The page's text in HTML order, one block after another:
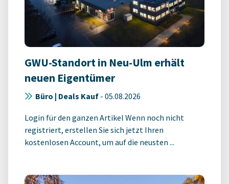
GWU-Standort in Neu-Ulm erhält
neuen Eigentümer
Büro | Deals Kauf - 05.08.2026
Login für den ganzen Artikel Wenn noch nicht
registriert, erstellen Sie sich jetzt Ihren
kostenlosen Account, um auf die neusten ...